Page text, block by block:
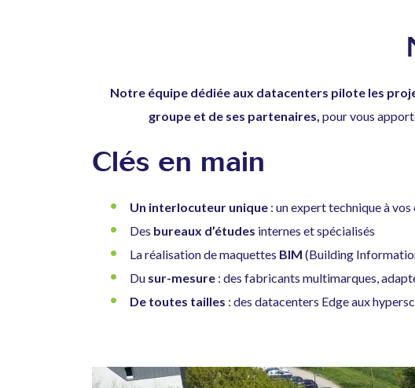
Notre équipe dédiée aux datacenters pilote les
groupe et de ses partenaires, pour vous
Clés en main
Un interlocuteur unique : un expert technique à
Des bureaux d’études internes et spécialisés
La réalisation de maquettes BIM (Building
Du sur-mesure : des fabricants multimarques,
De toutes tailles : des datacenters Edge aux